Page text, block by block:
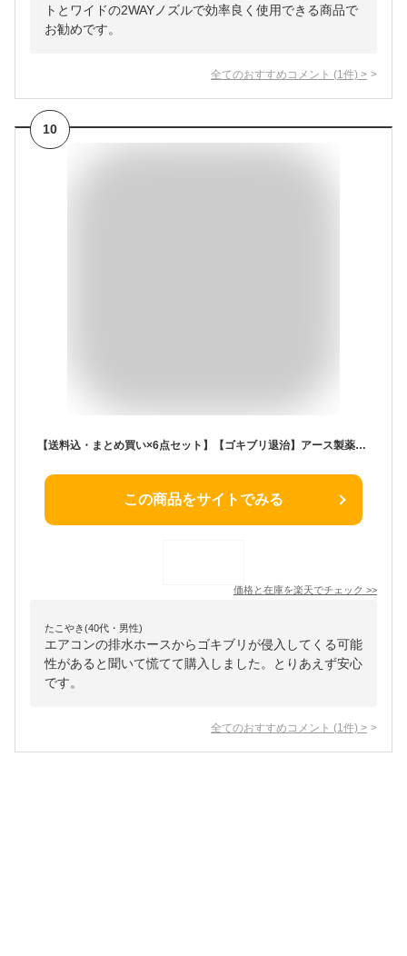
トとワイドの2WAYノズルで効率良く使用できる商品で
お勧めです。
全てのおすすめコメント (1 件) >
10
【送料込・まとめ買い×6点セット】【ゴキブリ退治】アース製薬 ブラックキャップ 屋外用 8個入 医薬部外品 ( 殺虫剤 家の外で餌を食べたゴキブリに効く ) ( 4901080207913 )※パッケージ変更の場合あり
この商品をサイトでみる
価格と在庫を楽天でチェック >>
たこやき(40代・男性)
エアコンの排水ホースからゴキブリが侵入してくる可能
性があると聞いて慌てて購入しました。とりあえず安心
です。
全てのおすすめコメント (1 件) >